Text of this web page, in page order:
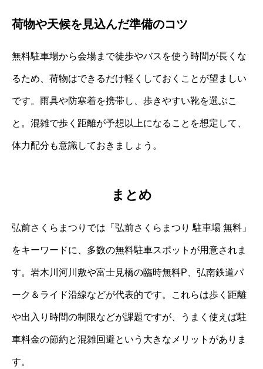
荷物や天候を見込んだ準備のコツ
無料駐車場から会場まで徒歩やバスを使う時間が長くな
るため、荷物はできるだけ軽くしておくことが望ましい
です。雨具や防寒着を携帯し、歩きやすい靴を選ぶこ
と。混雑で歩く距離が予想以上になることを想定して、
体力配分も意識しておきましょう。
まとめ
弘前さくらまつりでは「弘前さくらまつり 駐車場 無料」
をキーワードに、多数の無料駐車スポットが用意されま
す。岩木川河川敷や富士見橋の臨時無料P、弘南鉄道パ
ーク＆ライド沿線などが代表的です。これらは歩く距離
や出入り時間の制限などが課題ですが、うまく使えば駐
車料金の節約と混雑回避という大きなメリットがありま
す。